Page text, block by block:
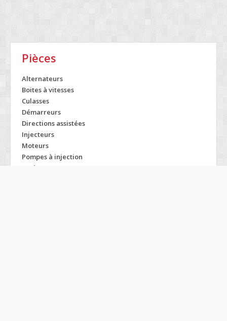
Pièces
Alternateurs
Boites à vitesses
Culasses
Démarreurs
Directions assistées
Injecteurs
Moteurs
Pompes à injection
Turbos